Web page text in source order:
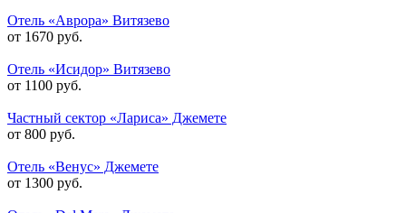
Отель «Аврора» Витязево
от 1670 руб.
Отель «Исидор» Витязево
от 1100 руб.
Частный сектор «Лариса» Джемете
от 800 руб.
Отель «Венус» Джемете
от 1300 руб.